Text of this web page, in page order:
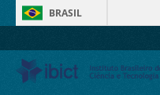
BRASIL